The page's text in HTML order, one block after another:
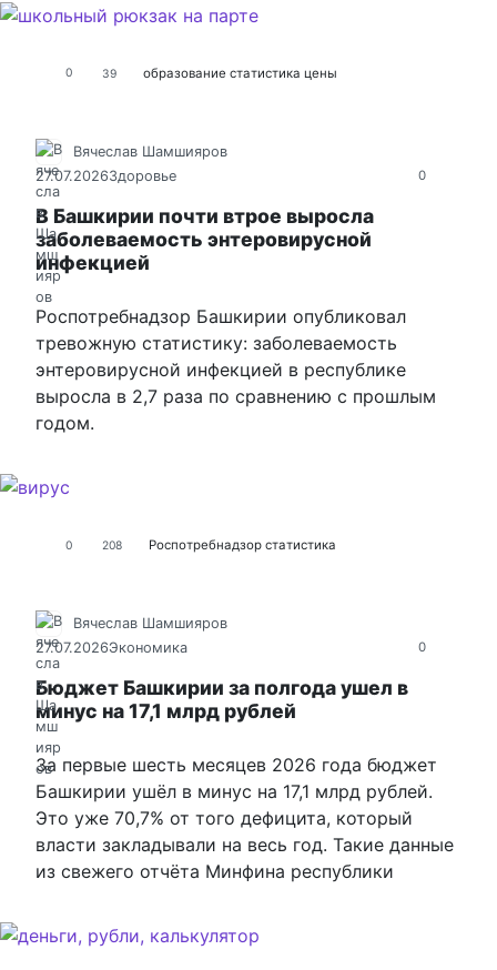
0 39 образование статистика цены
0
Вячеслав Шамшияров
27.07.2026Здоровье
В Башкирии почти втрое выросла
заболеваемость энтеровирусной
инфекцией
Роспотребнадзор Башкирии опубликовал
тревожную статистику: заболеваемость
энтеровирусной инфекцией в республике
выросла в 2,7 раза по сравнению с прошлым
годом.
0 208 Роспотребнадзор статистика
0
Вячеслав Шамшияров
27.07.2026Экономика
Бюджет Башкирии за полгода ушел в
минус на 17,1 млрд рублей
За первые шесть месяцев 2026 года бюджет
Башкирии ушёл в минус на 17,1 млрд рублей.
Это уже 70,7% от того дефицита, который
власти закладывали на весь год. Такие данные
из свежего отчёта Минфина республики